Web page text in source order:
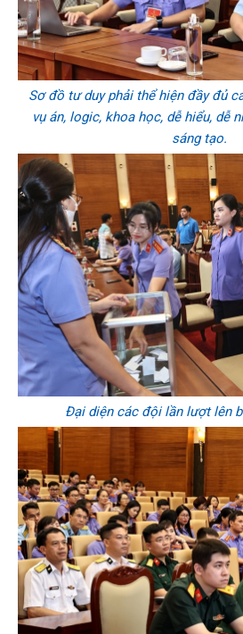
Sơ đồ tư duy phải thể hiện đầy đủ
vụ án, logic, khoa học, dễ hiểu, dễ
sáng tạo.
Đại diện các đội lần lượt lên